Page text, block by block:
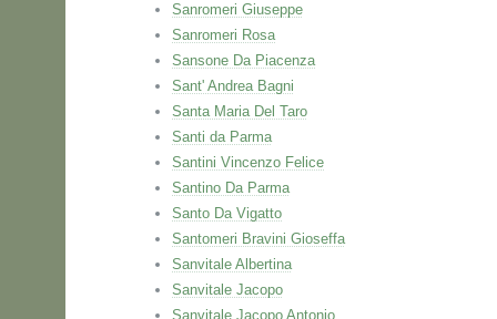
Sanromeri Giuseppe
Sanromeri Rosa
Sansone Da Piacenza
Sant' Andrea Bagni
Santa Maria Del Taro
Santi da Parma
Santini Vincenzo Felice
Santino Da Parma
Santo Da Vigatto
Santomeri Bravini Gioseffa
Sanvitale Albertina
Sanvitale Jacopo
Sanvitale Jacopo Antonio